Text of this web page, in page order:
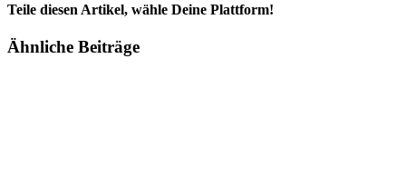
Teile diesen Artikel, wähle Deine Plattform!
Facebook
Twitter
Reddit
LinkedIn
Tumblr
Pinterest
Vk
E-
Ähnliche Beiträge